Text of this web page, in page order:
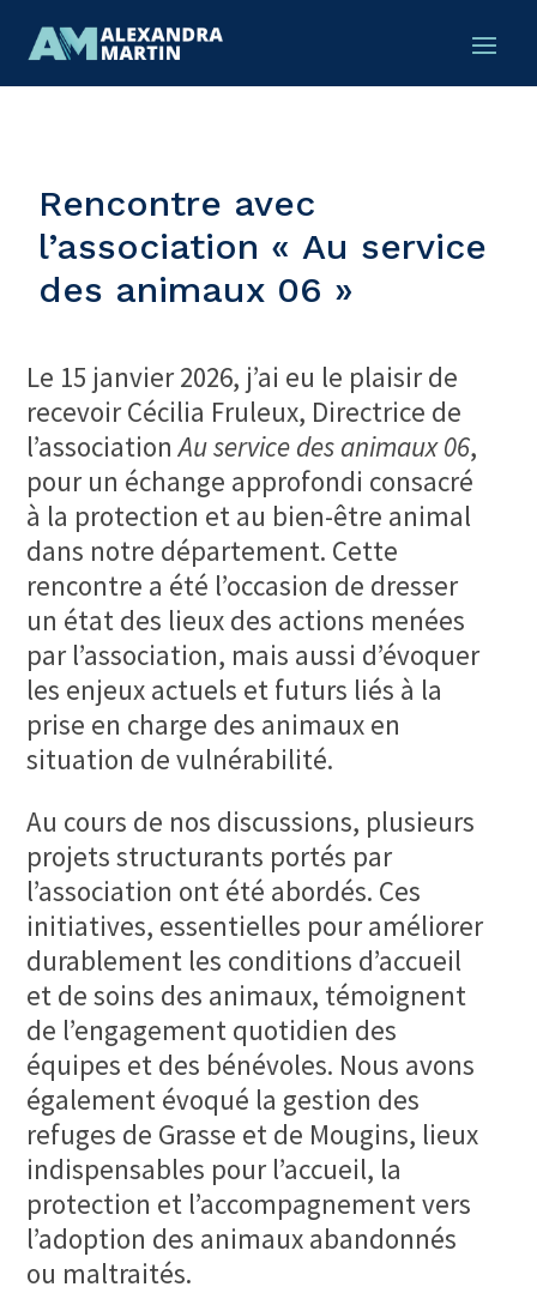
Rencontre avec
l’association « Au service
des animaux 06 »
Le 15 janvier 2026, j’ai eu le plaisir de
recevoir Cécilia Fruleux, Directrice de
l’associationAu service des animaux 06,
pour un échange approfondi consacré
à la protection et au bien-être animal
dans notre département. Cette
rencontre a été l’occasion de dresser
un état des lieux des actions menées
par l’association, mais aussi d’évoquer
les enjeux actuels et futurs liés à la
prise en charge des animaux en
situation de vulnérabilité.
Au cours de nos discussions, plusieurs
projets structurants portés par
l’association ont été abordés. Ces
initiatives, essentielles pour améliorer
durablement les conditions d’accueil
et de soins des animaux, témoignent
de l’engagement quotidien des
équipes et des bénévoles. Nous avons
également évoqué la gestion des
refuges de Grasse et de Mougins, lieux
indispensables pour l’accueil, la
protection et l’accompagnement vers
l’adoption des animaux abandonnés
ou maltraités.